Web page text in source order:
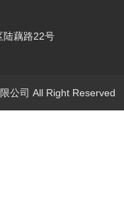
陆藕路22号
限公司 All Right